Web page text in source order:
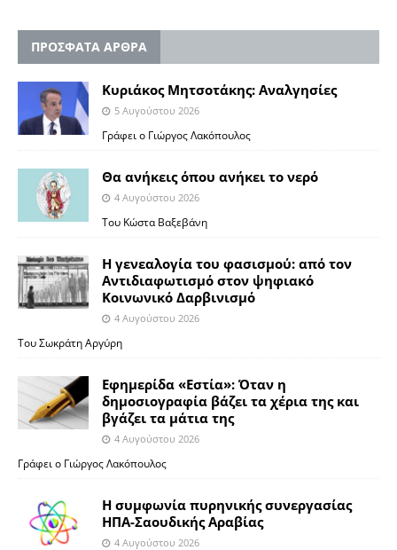
ΠΡΟΣΦΑΤΑ ΑΡΘΡΑ
Κυριάκος Μητσοτάκης: Αναλγησίες
5 Αυγούστου 2026
Γράφει ο Γιώργος Λακόπουλος
Θα ανήκεις όπου ανήκει το νερό
4 Αυγούστου 2026
Του Κώστα Βαξεβάνη
Η γενεαλογία του φασισμού: από τον
Αντιδιαφωτισμό στον ψηφιακό
Κοινωνικό Δαρβινισμό
4 Αυγούστου 2026
Του Σωκράτη Αργύρη
Εφημερίδα «Εστία»: Όταν η
δημοσιογραφία βάζει τα χέρια της και
βγάζει τα μάτια της
4 Αυγούστου 2026
Γράφει ο Γιώργος Λακόπουλος
Η συμφωνία πυρηνικής συνεργασίας
ΗΠΑ-Σαουδικής Αραβίας
4 Αυγούστου 2026